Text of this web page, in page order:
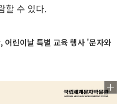
할 수 있다.
어린이날 특별 교육 행사 '문자와